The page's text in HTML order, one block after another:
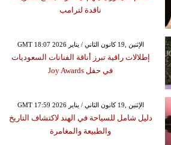
ناقدة لترامب
GMT 18:07 2026 الإثنين ,19 كانون الثاني / يناير
إطلالات راقية تبرز أناقة الفنانات السعوديات
في حفل Joy Awards
GMT 17:59 2026 الإثنين ,19 كانون الثاني / يناير
دليل شامل للسياحة في الهند لاكتشاف التاريخ
والطبيعة والمغامرة